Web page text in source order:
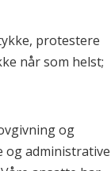
protestere
når som helst;
og
og administrative